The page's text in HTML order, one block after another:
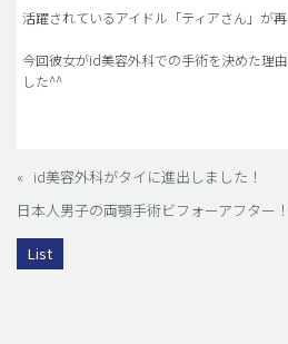
活躍されているアイドル「ティアさん」が
今回彼女がid美容外科での手術を決めた理
した^^
« id美容外科がタイに進出しました！
日本人男子の両顎手術ビフォーアフター
List